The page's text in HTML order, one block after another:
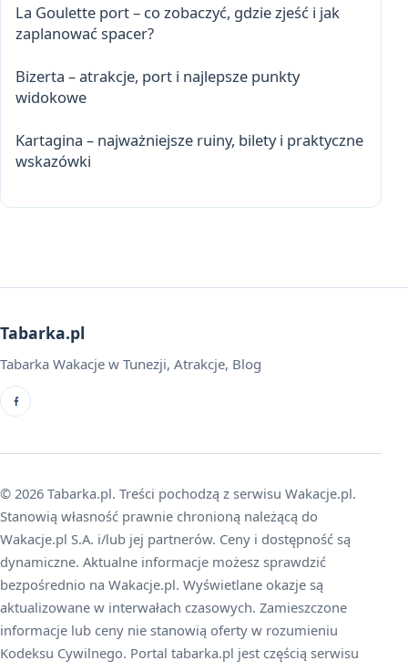
La Goulette port – co zobaczyć, gdzie zjeść i jak
zaplanować spacer?
Bizerta – atrakcje, port i najlepsze punkty
widokowe
Kartagina – najważniejsze ruiny, bilety i praktyczne
wskazówki
Tabarka.pl
Tabarka Wakacje w Tunezji, Atrakcje, Blog
© 2026 Tabarka.pl. Treści pochodzą z serwisu Wakacje.pl.
Stanowią własność prawnie chronioną należącą do
Wakacje.pl S.A. i/lub jej partnerów. Ceny i dostępność są
dynamiczne. Aktualne informacje możesz sprawdzić
bezpośrednio na Wakacje.pl. Wyświetlane okazje są
aktualizowane w interwałach czasowych. Zamieszczone
informacje lub ceny nie stanowią oferty w rozumieniu
Kodeksu Cywilnego. Portal tabarka.pl jest częścią serwisu